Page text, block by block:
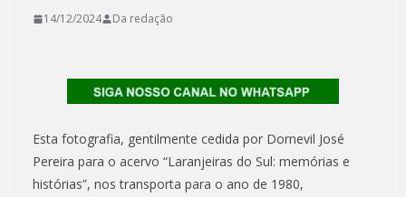
14/12/2024 Da redação
Esta fotografia, gentilmente cedida por Dornevil José
Pereira para o acervo “Laranjeiras do Sul: memórias e
histórias”, nos transporta para o ano de 1980,